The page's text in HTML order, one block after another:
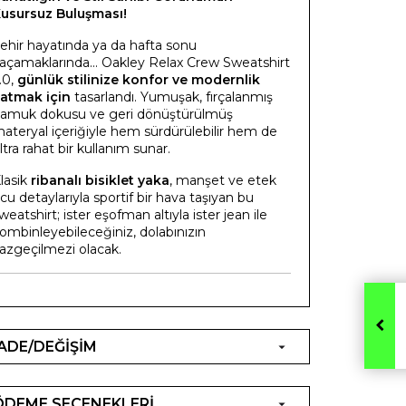
Buluşması!
hayatında ya da hafta sonu
Oakley Relax Crew Sweatshirt
günlük stilinize konfor ve modernlik
için tasarlandı. Yumuşak, fırçalanmış
dokusu ve geri dönüştürülmüş
içeriğiyle hem sürdürülebilir hem de
rahat bir kullanım sunar.
ribanalı bisiklet yaka, manşet ve etek
detaylarıyla sportif bir hava taşıyan bu
ister eşofman altıyla ister jean ile
dolabınızın
olacak.
DEĞİŞİM